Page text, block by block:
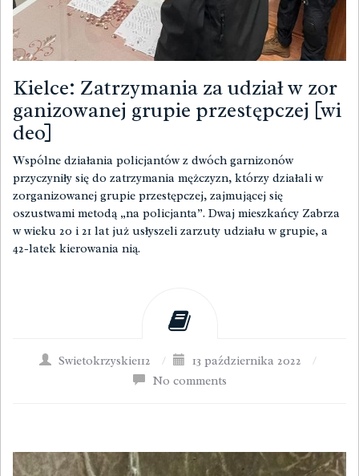
Kielce: Zatrzymania za udział w zor
ganizowanej grupie przestępczej [wi
deo]
Wspólne działania policjantów z dwóch garnizonów
przyczyniły się do zatrzymania mężczyzn, którzy działali w
zorganizowanej grupie przestępczej, zajmującej się
oszustwami metodą „na policjanta”. Dwaj mieszkańcy Zabrza
w wieku 20 i 21 lat już usłyszeli zarzuty udziału w grupie, a
42-latek kierowania nią.
Swietokrzyskie112 / 13 października 2022
/
No comments